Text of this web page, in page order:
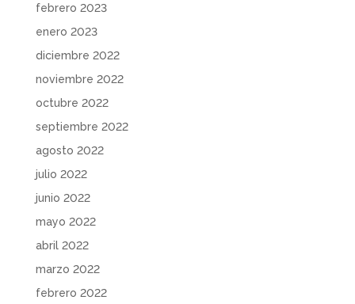
febrero 2023
enero 2023
diciembre 2022
noviembre 2022
octubre 2022
septiembre 2022
agosto 2022
julio 2022
junio 2022
mayo 2022
abril 2022
marzo 2022
febrero 2022